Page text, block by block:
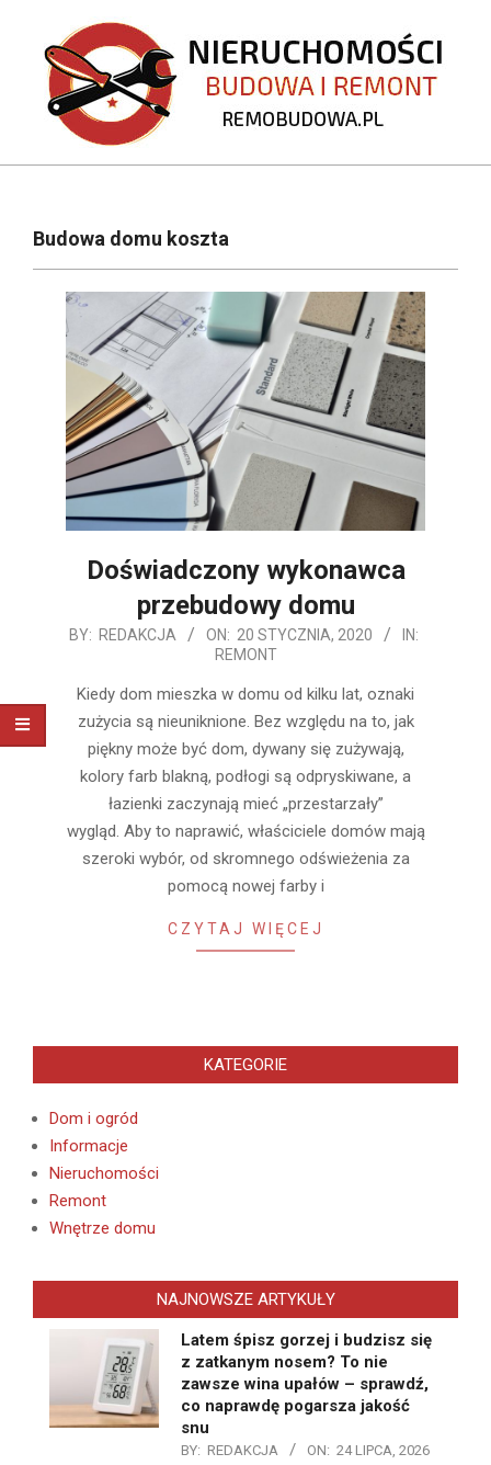
content
REMOBUDOWA.PL
NavigationBudowa domu koszta
Doświadczony wykonawca
przebudowy domu
2020-
20
BY: REDAKCJA ON: 20 STYCZNIA, 2020
IN:
REMONT
Kiedy dom mieszka w domu od kilku lat, oznaki
zużycia są nieuniknione. Bez względu na to, jak
piękny może być dom, dywany się zużywają,
kolory farb blakną, podłogi są odpryskiwane, a
łazienki zaczynają mieć „przestarzały”
wygląd. Aby to naprawić, właściciele domów mają
szeroki wybór, od skromnego odświeżenia za
pomocą nowej farby i
CZYTAJ WIĘCEJ
KATEGORIE
Dom i ogród
Informacje
Nieruchomości
Remont
Wnętrze domu
NAJNOWSZE ARTYKUŁY
Latem śpisz gorzej i budzisz się
z zatkanym nosem? To nie
zawsze wina upałów – sprawdź,
co naprawdę pogarsza jakość
snu
BY: REDAKCJA ON: 24 LIPCA, 2026